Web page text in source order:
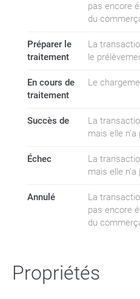
pas encore
du
Préparer le
traitement
La
le
En cours de
traitement
Le
Succès de
La
mais elle
Échec
La
mais elle
Annulé
La
pas encore
du
Propriétés